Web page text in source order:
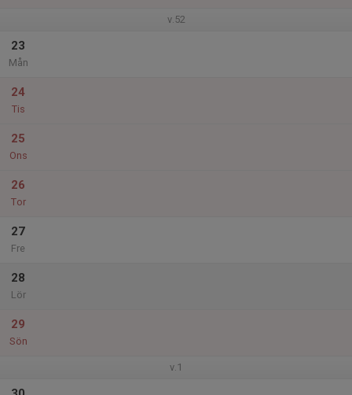
v.52
23
Mån
24
Tis
25
Ons
26
Tor
27
Fre
28
Lör
29
Sön
v.1